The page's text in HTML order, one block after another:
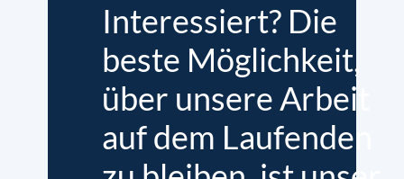
Interessiert? Die
beste Möglichkeit,
über unsere Arbeit
auf dem Laufenden